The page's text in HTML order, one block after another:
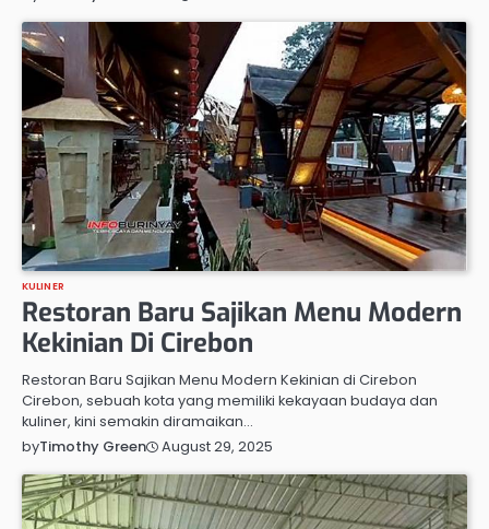
KULINER
Restoran Baru Sajikan Menu Modern
Kekinian Di Cirebon
Restoran Baru Sajikan Menu Modern Kekinian di Cirebon
Cirebon, sebuah kota yang memiliki kekayaan budaya dan
kuliner, kini semakin diramaikan…
byTimothy Green August 29, 2025